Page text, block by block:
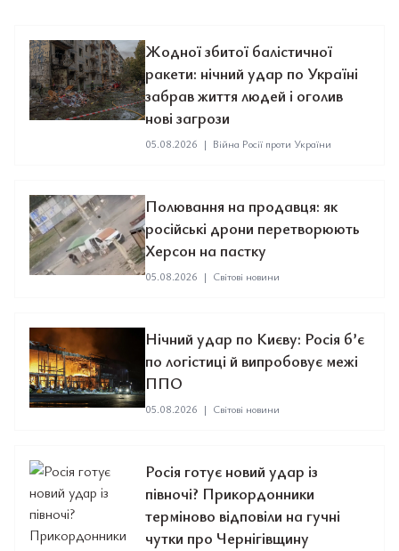
Жодної збитої балістичної
ракети: нічний удар по Україні
забрав життя людей і оголив
нові загрози
05.08.2026 | Війна Росії проти України
Полювання на продавця: як
російські дрони перетворюють
Херсон на пастку
05.08.2026 | Світові новини
Нічний удар по Києву: Росія б’є
по логістиці й випробовує межі
ППО
05.08.2026 | Світові новини
Росія готує новий удар із
півночі? Прикордонники
терміново відповіли на гучні
чутки про Чернігівщину